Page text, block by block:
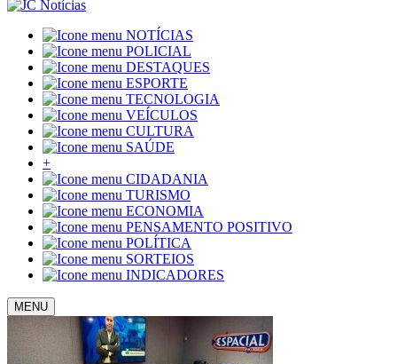
NOTÍCIAS
POLICIAL
DESTAQUES
ESPORTE
TECNOLOGIA
VEÍCULOS
CULTURA
SAÚDE
+
CIDADANIA
TURISMO
ECONOMIA
PENSAMENTO POSITIVO
POLÍTICA
SORTEIOS
INDICADORES
MENU